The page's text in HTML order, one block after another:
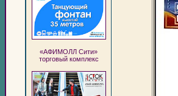
«АФИМОЛЛ Сити»
торговый комплекс